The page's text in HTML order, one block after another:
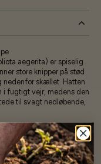
aegerita) er spiselig
sto­re knipper på stød
nedenfor skællet. Hatten
i fugtigt vejr, medens den
til svagt ned­løbende,